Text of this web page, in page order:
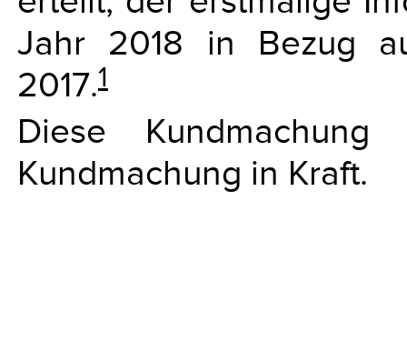
Jahr 2018 in Bezug
2017.1
Diese
Kundmachung in Kraft.